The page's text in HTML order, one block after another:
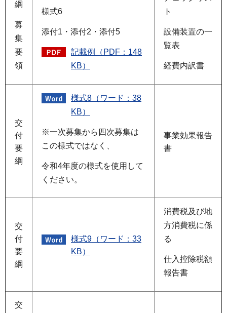
綱
募
集
要
領
様式6
添付1・添付2・添付5
記載例（PDF：148
KB）
ト
設備装置の一
覧表
経費内訳書
交
付
要
綱
様式8（ワード：38
KB）
※一次募集から四次募集は
この様式ではなく、
令和4年度の様式を使用して
ください。
事業効果報告
書
交
付
要
綱
様式9（ワード：33
KB）
消費税及び地
方消費税に係
る
仕入控除税額
報告書
交